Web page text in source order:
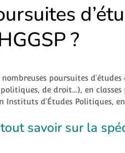
?
poursuites
de droit…), en
Instituts d’Études Politiques,
savoir sur la